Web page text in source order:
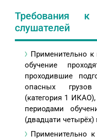
Требования к
слушателей
Применительно к
обучение
проходившие
опасных
(категория 1
периодами
(двадцати четырёх)
Применительно